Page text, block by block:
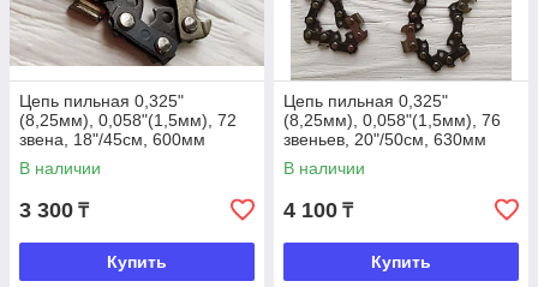
Цепь пильная 0,325"
(8,25мм), 0,058"(1,5мм), 72
звена, 18"/45см, 600мм
TOTAL TOOLS
В наличии
3 300 ₸
Купить
Цепь пильная 0,325"
(8,25мм), 0,058"(1,5мм), 76
звеньев, 20"/50см, 630мм
TOTAL TOOLS
В наличии
4 100 ₸
Купить